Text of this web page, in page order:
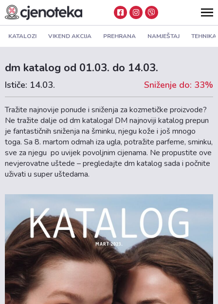
KATALOZI VIKEND AKCIJA PREHRANA NAMJEŠTAJ TEHNIKA
dm katalog od 01.03. do 14.03.
Ističe: 14.03. Sniženje do: 33%
Tražite najnovije ponude i sniženja za kozmetičke proizvode?
Ne tražite dalje od dm kataloga! DM najnoviji katalog prepun
je fantastičnih sniženja na šminku, njegu kože i još mnogo
toga. Sa 8. martom odmah iza ugla, potražite parfeme, sminku,
sve za njegu po uvijek povoljnim cijenama. Ne propustite ove
nevjerovatne uštede – pregledajte dm katalog sada i počnite
uživati u super uštedama.